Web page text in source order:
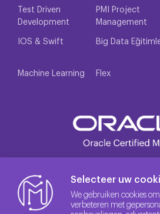
Test Driven
Development
PMI Project
Management
IOS & Swift Big Data
Machine Learning Flex
Selecteer uw
We gebruiken cookies
verbeteren met